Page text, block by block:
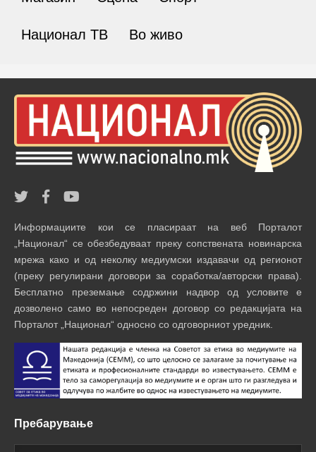
Национал ТВ Во живо
Информациите кои се пласираат на веб Порталот
„Национал“ се обезбедуваат преку сопствената новинарска
мрежа како и од неколку медиумски издавачи од регионот
(преку регулирани договори за соработка/авторски права).
Бесплатно преземање содржини надвор од условите е
дозволено само во непосреден договор со редакцијата на
Порталот „Национал“ односно со одговорниот уредник.
Пребарување